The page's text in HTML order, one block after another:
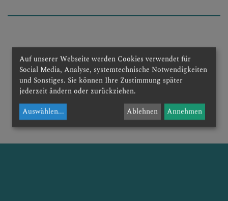
zurück
Auf unserer Webseite werden Cookies verwendet für
Social Media, Analyse, systemtechnische Notwendigkeiten
und Sonstiges. Sie können Ihre Zustimmung später
jederzeit ändern oder zurückziehen.
Auswählen... Ablehnen Annehmen